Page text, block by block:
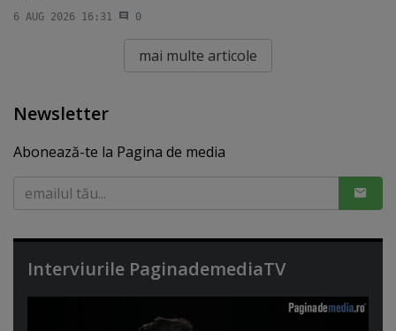
6 AUG 2026 16:31 0
mai multe articole
Newsletter
Abonează-te la Pagina de media
Interviurile PaginademediaTV